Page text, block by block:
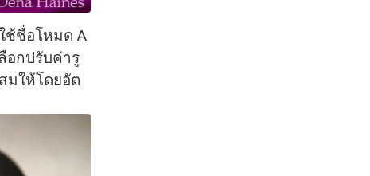
ช้ชื่อโหมด A
อกปรับค่ารู
มให้โดยอัต